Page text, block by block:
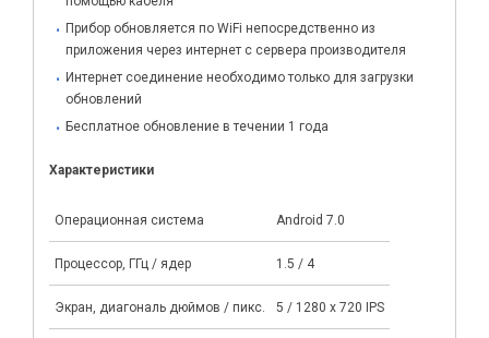
Прибор обновляется по WiFi непосредственно из
приложения через интернет с сервера производителя
Интернет соединение необходимо только для загрузки
обновлений
Бесплатное обновление в течении 1 года
Характеристики
Операционная система Android 7.0
Процессор, ГГц / ядер 1.5 / 4
Экран, диагональ дюймов / пикс. 5 / 1280 х 720 IPS